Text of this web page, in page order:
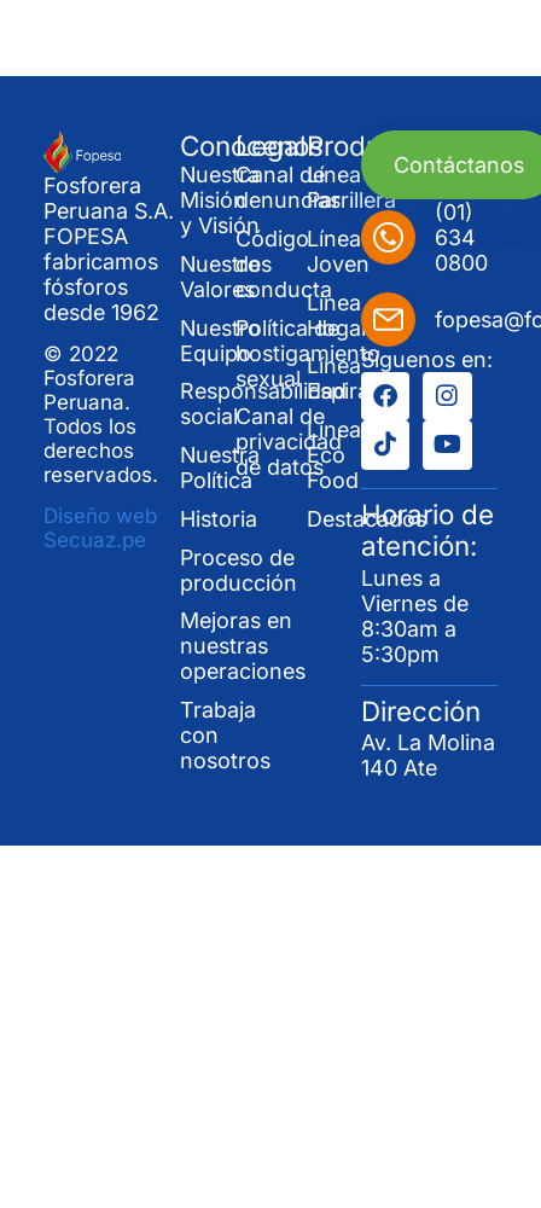
Fosforera
Peruana S.A.
FOPESA
fabricamos
fósforos
desde 1962
© 2022
Fosforera
Peruana.
Todos los
derechos
reservados.
Diseño web
Secuaz.pe
Conócenos
Nuestra
Misión
y Visión
Nuestros
Valores
Nuestro
Equipo
Responsabilidad
social
Nuestra
Política
Historia
Proceso de
producción
Mejoras en
nuestras
operaciones
Trabaja
con
nosotros
Legal
Canal de
denuncias
Código
de
conducta
Política de
hostigamiento
sexual
Canal de
privacidad
de datos
Productos
Línea
Parrillera
Línea
Joven
Línea
Hogar
Línea
Espirales
Línea
Eco
Food
Destacados
Contáctanos
(01)
634
0800
Síguenos en:
Horario de
atención:
Lunes a
Viernes de
8:30am a
5:30pm
Dirección
Av. La Molina
140 Ate